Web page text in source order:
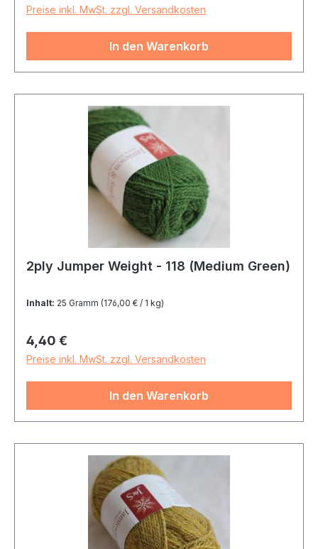
Preise inkl. MwSt. zzgl. Versandkosten
In den Warenkorb
2ply Jumper Weight - 118 (Medium Green)
Inhalt: 25 Gramm (176,00 € / 1 kg)
Regulärer Preis:
4,40 €
Preise inkl. MwSt. zzgl. Versandkosten
In den Warenkorb